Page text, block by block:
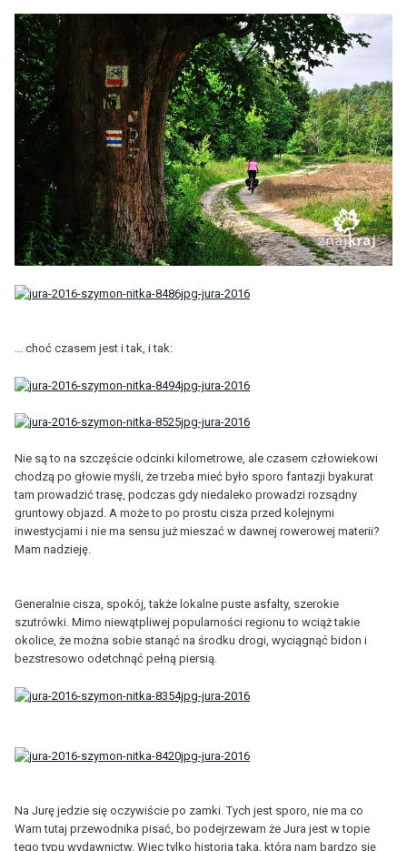
... choć czasem jest i tak, i tak:
Nie są to na szczęście odcinki kilometrowe, ale czasem człowiekowi
chodzą po głowie myśli, że trzeba mieć było sporo fantazji byakurat
tam prowadzić trasę, podczas gdy niedaleko prowadzi rozsądny
gruntowy objazd. A może to po prostu cisza przed kolejnymi
inwestycjami i nie ma sensu już mieszać w dawnej rowerowej materii?
Mam nadzieję.
Generalnie cisza, spokój, także lokalne puste asfalty, szerokie
szutrówki. Mimo niewątpliwej popularności regionu to wciąż takie
okolice, że można sobie stanąć na środku drogi, wyciągnąć bidon i
bezstresowo odetchnąć pełną piersią.
Na Jurę jedzie się oczywiście po zamki. Tych jest sporo, nie ma co
Wam tutaj przewodnika pisać, bo podejrzewam że Jura jest w topie
tego typu wydawnictw. Więc tylko historia taka, która nam bardzo się